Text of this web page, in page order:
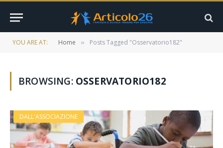
YOU ARE AT: Home » Posts Tagged "Osservatorio182"
BROWSING: OSSERVATORIO182
DALL'ASSOCIAZIONE